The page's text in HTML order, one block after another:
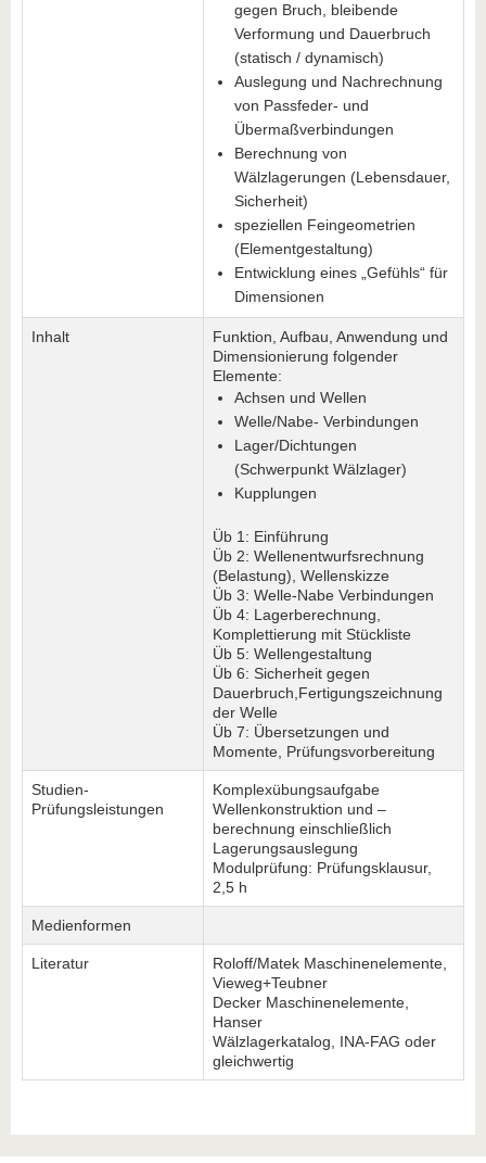
gegen Bruch, bleibende
Verformung und Dauerbruch
(statisch / dynamisch)
Auslegung und Nachrechnung
von Passfeder- und
Übermaßverbindungen
Berechnung von
Wälzlagerungen (Lebensdauer,
Sicherheit)
speziellen Feingeometrien
(Elementgestaltung)
Entwicklung eines „Gefühls“ für
Dimensionen
Inhalt
Funktion, Aufbau, Anwendung und
Dimensionierung folgender
Elemente:
Achsen und Wellen
Welle/Nabe- Verbindungen
Lager/Dichtungen
(Schwerpunkt Wälzlager)
Kupplungen
Üb 1: Einführung
Üb 2: Wellenentwurfsrechnung
(Belastung), Wellenskizze
Üb 3: Welle-Nabe Verbindungen
Üb 4: Lagerberechnung,
Komplettierung mit Stückliste
Üb 5: Wellengestaltung
Üb 6: Sicherheit gegen
Dauerbruch,Fertigungszeichnung
der Welle
Üb 7: Übersetzungen und
Momente, Prüfungsvorbereitung
Studien-
Prüfungsleistungen
Komplexübungsaufgabe
Wellenkonstruktion und –
berechnung einschließlich
Lagerungsauslegung
Modulprüfung: Prüfungsklausur,
2,5 h
Medienformen
Literatur
Roloff/Matek Maschinenelemente,
Vieweg+Teubner
Decker Maschinenelemente,
Hanser
Wälzlagerkatalog, INA-FAG oder
gleichwertig